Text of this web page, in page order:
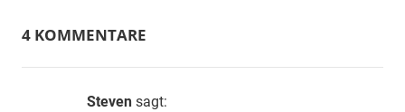
4 KOMMENTARE
Steven sagt: